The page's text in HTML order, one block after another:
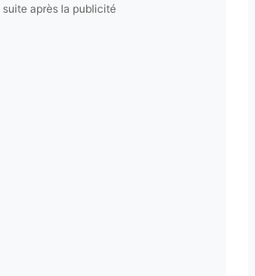
suite après la publicité